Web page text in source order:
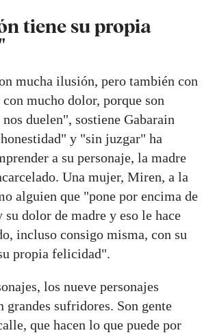
tiene su propia
mucha ilusión, pero también con
mucho dolor, porque son
duelen", sostiene Gabarain
y "sin juzgar" ha
a su personaje, la madre
Una mujer, Miren, a la
alguien que "pone por encima de
su dolor de madre y eso le hace
incluso consigo misma, con su
propia felicidad".
los nueve personajes
grandes sufridores. Son gente
que hacen lo que puede por